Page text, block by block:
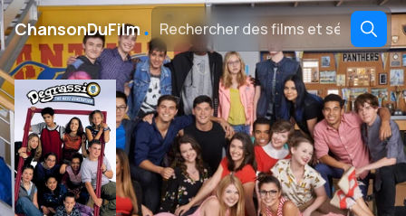
ChansonDuFilm ․